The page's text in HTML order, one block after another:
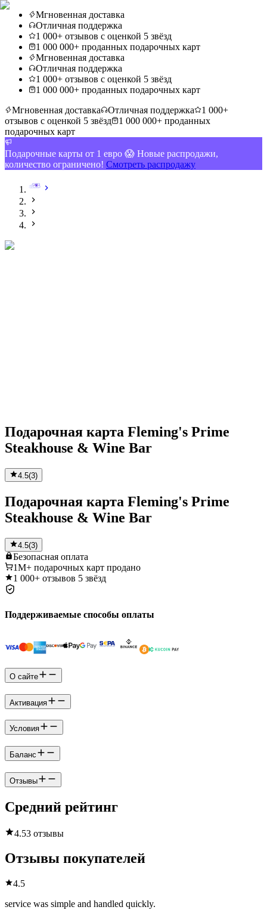
Мгновенная доставка
Отличная поддержка
1 000+ отзывов с оценкой 5 звёзд
1 000 000+ проданных подарочных карт
Мгновенная доставка
Отличная поддержка
1 000+ отзывов с оценкой 5 звёзд
1 000 000+ проданных подарочных карт
Мгновенная доставка
Отличная поддержка
1 000+
отзывов с оценкой 5 звёзд
1 000 000+ проданных
подарочных карт
Подарочные карты от 1 евро 😱 Новые распродажи,
количество ограничено! Смотреть распродажу
Подарочная карта Fleming's Prime
Steakhouse & Wine Bar
4.5(3)
Подарочная карта Fleming's Prime
Steakhouse & Wine Bar
4.5(3)
Безопасная оплата
1M+ подарочных карт продано
1 000+ отзывов 5 звёзд
Поддерживаемые способы оплаты
О сайте
Активация
Условия
Баланс
Отзывы
Средний рейтинг
4.53 отзывы
Отзывы покупателей
4.5
service was simple and handled quickly.